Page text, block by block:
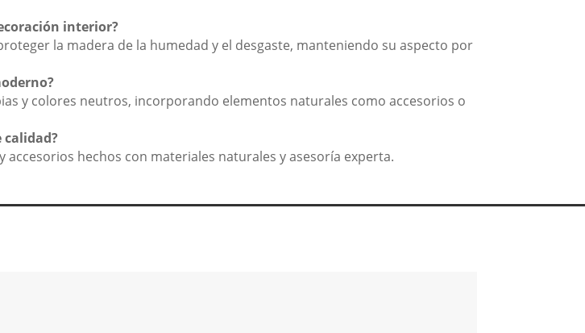
interior?
la madera de la humedad y el desgaste, manteniendo su aspecto por
y colores neutros, incorporando elementos naturales como accesorios o
calidad?
accesorios hechos con materiales naturales y asesoría experta.